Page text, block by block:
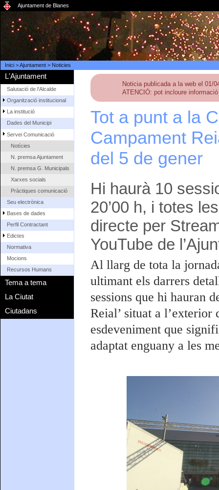
Ajuntament de Blanes
Inici>Ajuntament> Noticies
L'Ajuntament
Salutació de l'Alcalde
Organització institucional
La institució
Dades del Municipi
Servei Comunicació
Notícies
N. premsa Ajuntament
N. premsa G. Municipals
Xarxes socials
Pràctiques comunicació
Seu electrònica
Bases de dades
Perfil Contractant
Edictes
Normativa
Mocions
Recursos Humans
Tema a tema
La Ciutat
Ciutadans
Noticia publicada a la web el 01/
ATENCIÓ: pot incloure
Tot a punt a la
Campament
del 5 de gener
Hi haurà 10
20’00 h, i totes
directe per
YouTube de
Al llarg de tota la
ultimant els darrers
sessions que hi hauran
Reial’ situat a
esdeveniment que
adaptat enguany a les